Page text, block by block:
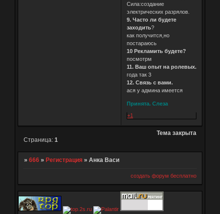
Сила:создание
электрических разрялов.
9. Часто ли будете
заходить?
как получится,но
постараюсь
10 Рекламить будете?
посмотрм
11. Ваш опыт на ролевых.
года так 3
12. Связь с вами.
ася у админа имеется
Принята. Слеза
+1
Тема закрыта
Страница: 1
» 666 » Регистрация » Анка Васи
создать форум бесплатно